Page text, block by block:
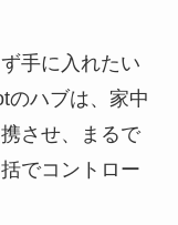
手に入れたい
のハブは、家中
させ、まるで
でコントロー